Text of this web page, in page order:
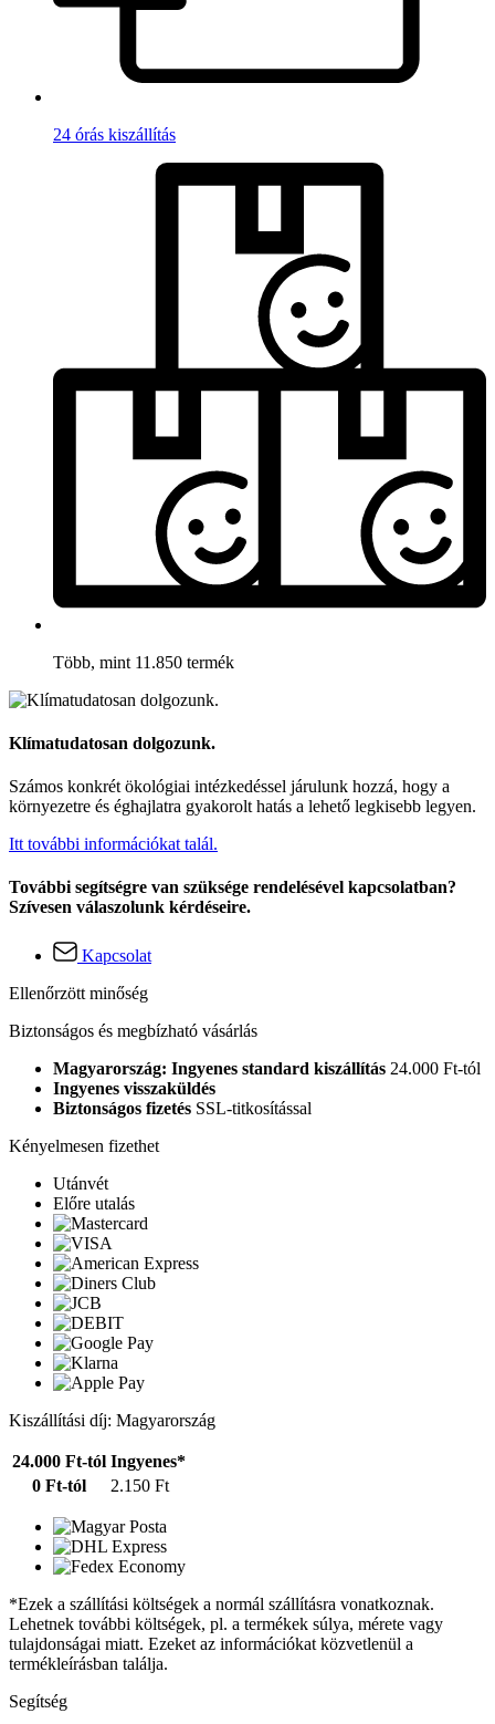
24 órás kiszállítás
Több, mint 11.850 termék
Klímatudatosan dolgozunk.
Számos konkrét ökológiai intézkedéssel járulunk hozzá, hogy a
környezetre és éghajlatra gyakorolt hatás a lehető legkisebb legyen.
Itt további információkat talál.
További segítségre van szüksége rendelésével kapcsolatban?
Szívesen válaszolunk kérdéseire.
Kapcsolat
Ellenőrzött minőség
Biztonságos és megbízható vásárlás
Magyarország: Ingyenes standard kiszállítás 24.000 Ft-tól
Ingyenes visszaküldés
Biztonságos fizetés SSL-titkosítással
Kényelmesen fizethet
Utánvét
Előre utalás
Kiszállítási díj: Magyarország
24.000 Ft-tól Ingyenes*
0 Ft-tól
2.150 Ft
*Ezek a szállítási költségek a normál szállításra vonatkoznak.
Lehetnek további költségek, pl. a termékek súlya, mérete vagy
tulajdonságai miatt. Ezeket az információkat közvetlenül a
termékleírásban találja.
Segítség